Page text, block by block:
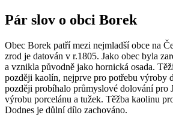
Pár slov o obci Borek
Obec Borek patří mezi nejmladší obce na
zrod je datován v r.1805. Jako obec byla
a vznikla původně jako hornická osada.
později kaolín, nejprve pro potřebu výroby
později probíhalo průmyslové dolování pro
výrobu porcelánu a tužek. Těžba kaolinu
Dodnes je důlní dílo zachováno.